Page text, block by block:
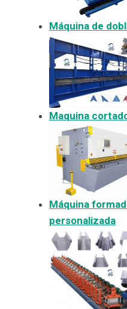
Máquina de
Maquina
Máquina
personalizada